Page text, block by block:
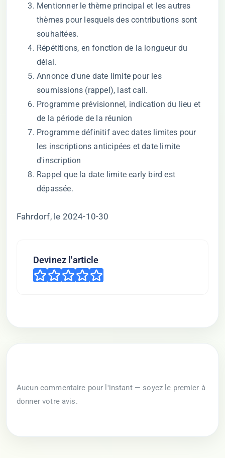
Mentionner le thème principal et les autres
thèmes pour lesquels des contributions sont
souhaitées.
Répétitions, en fonction de la longueur du
délai.
Annonce d'une date limite pour les
soumissions (rappel), last call.
Programme prévisionnel, indication du lieu et
de la période de la réunion
Programme définitif avec dates limites pour
les inscriptions anticipées et date limite
d'inscription
Rappel que la date limite early bird est
dépassée.
Fahrdorf, le 2024-10-30
Devinez l'article
Aucun commentaire pour l'instant — soyez le premier à
donner votre avis.